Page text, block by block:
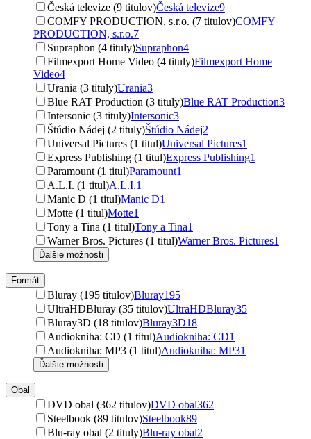
Česká televize (9 titulov)Česká televize9
COMFY PRODUCTION, s.r.o. (7 titulov)COMFY
PRODUCTION, s.r.o.7
Supraphon (4 tituly)Supraphon4
Filmexport Home Video (4 tituly)Filmexport Home
Video4
Urania (3 tituly)Urania3
Blue RAT Production (3 tituly)Blue RAT Production3
Intersonic (3 tituly)Intersonic3
Štúdio Nádej (2 tituly)Štúdio Nádej2
Universal Pictures (1 titul)Universal Pictures1
Express Publishing (1 titul)Express Publishing1
Paramount (1 titul)Paramount1
A.L.I. (1 titul)A.L.I.1
Manic D (1 titul)Manic D1
Motte (1 titul)Motte1
Tony a Tina (1 titul)Tony a Tina1
Warner Bros. Pictures (1 titul)Warner Bros. Pictures1
Ďalšie možnosti
Formát
Bluray (195 titulov)Bluray195
UltraHDBluray (35 titulov)UltraHDBluray35
Bluray3D (18 titulov)Bluray3D18
Audiokniha: CD (1 titul)Audiokniha: CD1
Audiokniha: MP3 (1 titul)Audiokniha: MP31
Ďalšie možnosti
Obal
DVD obal (362 titulov)DVD obal362
Steelbook (89 titulov)Steelbook89
Blu-ray obal (2 tituly)Blu-ray obal2